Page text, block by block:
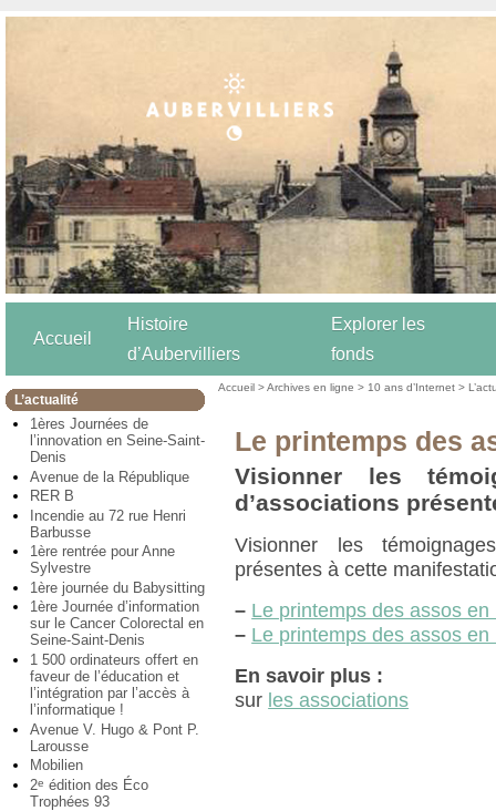
Accueil
Histoire
d’Aubervilliers
Explorer les
fonds
L’actualité
1ères Journées de
l’innovation en Seine-Saint-
Denis
Avenue de la République
RER B
Incendie au 72 rue Henri
Barbusse
1ère rentrée pour Anne
Sylvestre
1ère journée du Babysitting
1ère Journée d’information
sur le Cancer Colorectal en
Seine-Saint-Denis
1 500 ordinateurs offert en
faveur de l’éducation et
l’intégration par l’accès à
l’informatique !
Avenue V. Hugo & Pont P.
Larousse
Mobilien
2e édition des Éco
Trophées 93
Accueil >Archives en ligne > 10 ans d’Internet >
Le printemps des
Visionner les
d’associations
Visionner les
présentes à cette
– Le printemps des assos en
– Le printemps des assos en
En savoir plus :
sur les associations